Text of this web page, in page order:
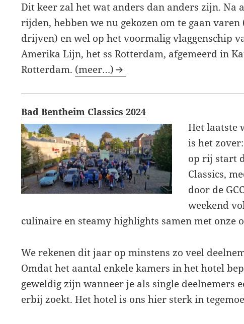
Dit keer zal het wat anders dan anders zijn. Na
rijden, hebben we nu gekozen om te gaan
drijven) en wel op het voormalig vlaggenschip
Amerika Lijn, het ss Rotterdam, afgemeerd in
Rotterdam. (meer…)
Bad Bentheim Classics 2024
Het laatste
is het
op rij start
Classics,
door de
weekend
culinaire en steamy highlights samen met onze
We rekenen dit jaar op minstens zo veel
Omdat het aantal enkele kamers in het hotel
geweldig zijn wanneer je als single deelnemers
erbij zoekt. Het hotel is ons hier sterk in